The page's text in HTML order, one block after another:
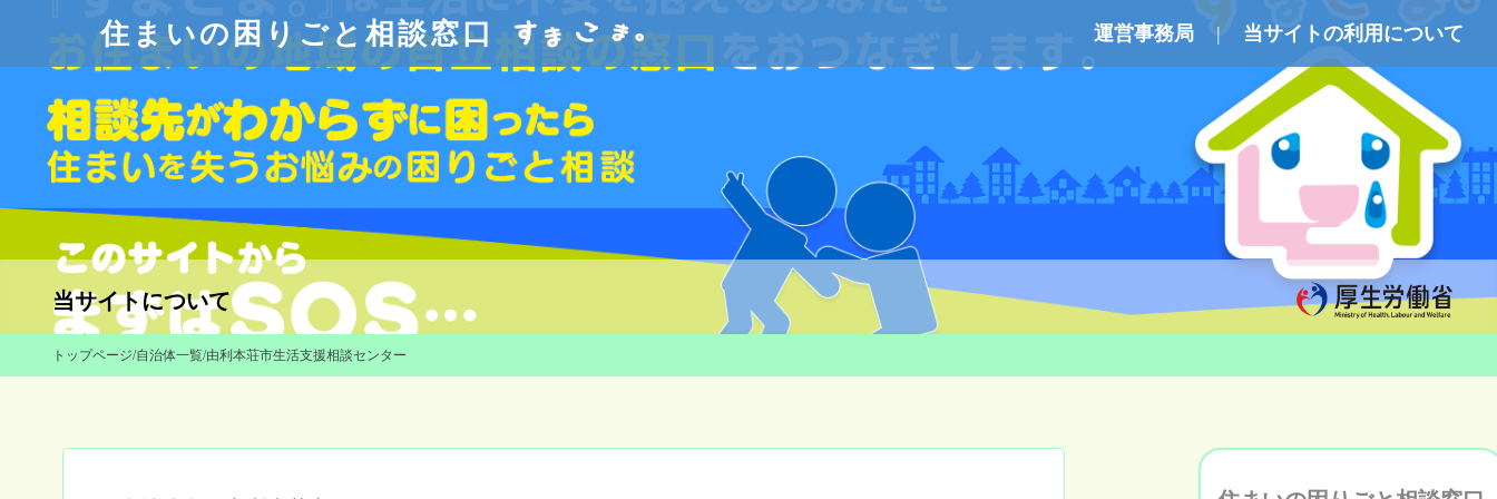
住まいの困りごと相談窓口 運営事務局 当サイトの利用について
当サイトについて
トップページ/自治体一覧/由利本荘市生活支援相談センター